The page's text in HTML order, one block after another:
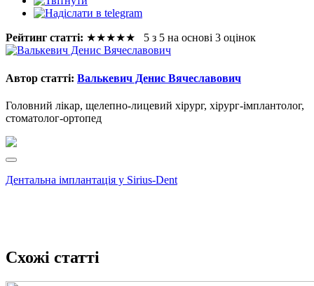
Рейтинг статті: ★★★★★ 5 з 5 на основі 3 оцінок
Автор статті: Валькевич Денис Вячеславович
Головний лікар, щелепно-лицевий хірург, хірург-імплантолог,
стоматолог-ортопед
Дентальна імплантація у Sirius-Dent
Схожі статті